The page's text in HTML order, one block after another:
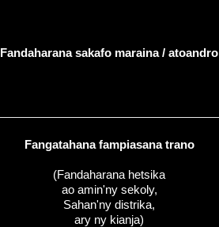
Fandaharana sakafo maraina / atoandro
Fangatahana fampiasana trano
(Fandaharana hetsika
ao amin'ny sekoly,
Sahan'ny distrika,
ary ny kianja)